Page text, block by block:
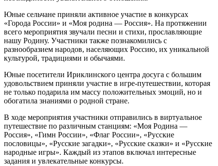
Юные сельчане приняли активное участие в конкурсах
«Города России» и «Моя родина — Россия». На протяжении
всего мероприятия звучали песни и стихи, прославляющие
нашу Родину. Участники также познакомились с
разнообразием народов, населяющих Россию, их уникальной
культурой, традициями и обычаями.
Юные посетители Ириклинского центра досуга с большим
удовольствием приняли участие в игре-путешествии, которая
не только подарила им массу положительных эмоций, но и
обогатила знаниями о родной стране.
В ходе мероприятия участники отправились в виртуальное
путешествие по различным станциям: «Моя Родина —
Россия», «Гимн России», «Флаг России», «Русские
пословицы», «Русские загадки», «Русские сказки» и «Русские
народные игры». Каждый из этапов включал интересные
задания и увлекательные конкурсы.